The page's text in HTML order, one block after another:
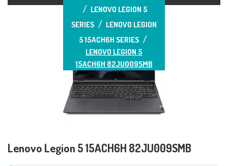
LENOVO LEGION 5
SERIES
LENOVO LEGION
5 15ACH6H SERIES
LENOVO LEGION 5
15ACH6H 82JU009SMB
Lenovo Legion 5 15ACH6H 82JU009SMB